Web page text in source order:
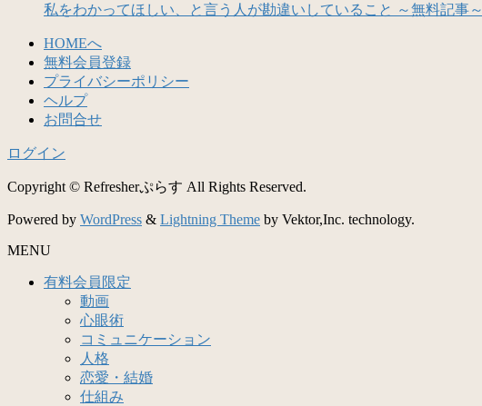
私をわかってほしい、と言う人が勘違いしていること ～無料記事～
HOMEへ
無料会員登録
プライバシーポリシー
ヘルプ
お問合せ
ログイン
Copyright © Refresherぷらす All Rights Reserved.
Powered by WordPress & Lightning Theme by Vektor,Inc. technology.
MENU
有料会員限定
動画
心眼術
コミュニケーション
人格
恋愛・結婚
仕組み